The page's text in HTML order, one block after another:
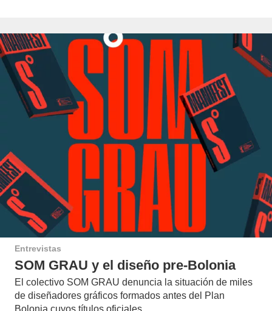
Entrevistas
SOM GRAU y el diseño pre-Bolonia
El colectivo SOM GRAU denuncia la situación de miles
de diseñadores gráficos formados antes del Plan